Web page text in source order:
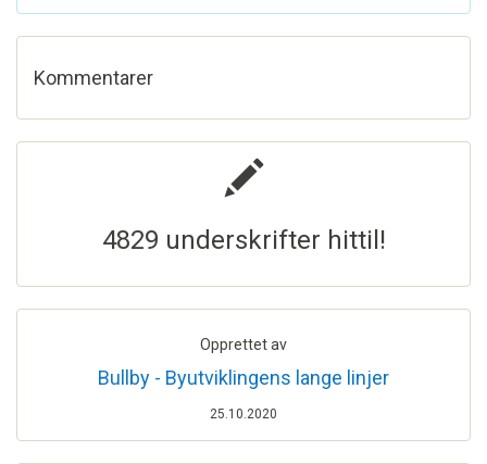
Kommentarer
4829 underskrifter hittil!
Opprettet av
Bullby - Byutviklingens lange linjer
25.10.2020